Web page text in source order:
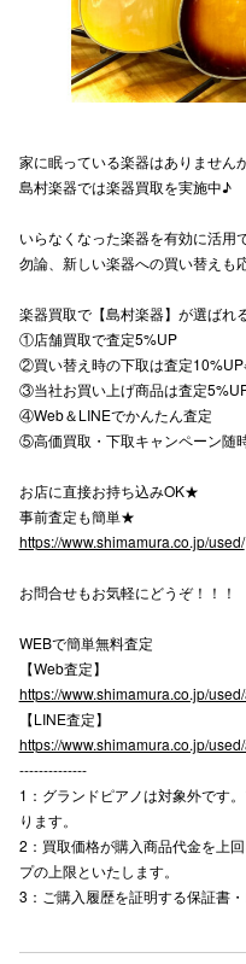
家に眠っている楽器はありません
島村楽器では楽器買取を実施中♪
いらなくなった楽器を有効に活用
勿論、新しい楽器への買い替えも
楽器買取で【島村楽器】が選ばれ
①店舗買取で査定5%UP
②買い替え時の下取は査定
③当社お買い上げ商品は査定
④Web＆LINEでかんたん査定
⑤高価買取・下取キャンペーン随
お店に直接お持ち込みOK★
事前査定も簡単★
https://www.shimamura.co.jp/used/
お問合せもお気軽にどうぞ！！！
WEBで簡単無料査定
【Web査定】
https://www.shimamura.co.jp/
【LINE査定】
https://www.shimamura.co.jp/
--------------
1：グランドピアノは対象外です
ります。
2：買取価格が購入商品代金を上
プの上限といたします。
3：ご購入履歴を証明する保証書